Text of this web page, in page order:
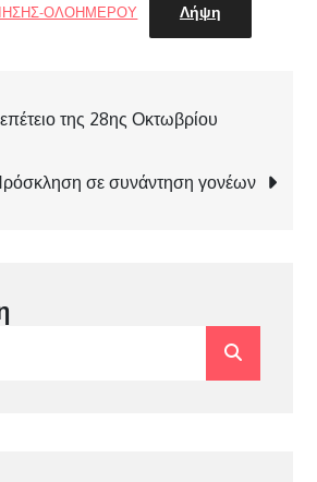
ΟΛΟΗΜΕΡΟΥ Λήψη
επέτειο της 28ης Οκτωβρίου
σε συνάντηση γονέων